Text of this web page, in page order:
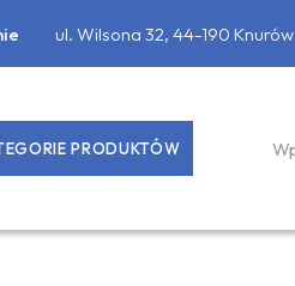
ul. Wilsona 32, 44-190 Knurów
PRODUKTÓW